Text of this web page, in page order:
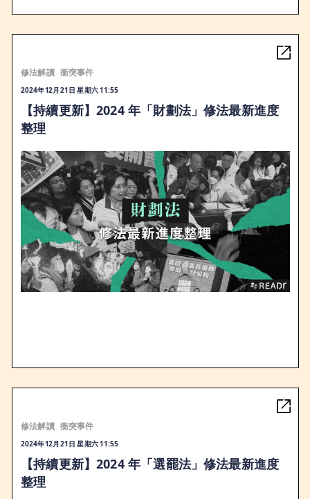
修法解讀 衝突事件
2024年12月21日 星期六 11:55
【持續更新】2024 年「財劃法」修法最新進度
整理
修法解讀 衝突事件
2024年12月21日 星期六 11:55
【持續更新】2024 年「選罷法」修法最新進度
整理